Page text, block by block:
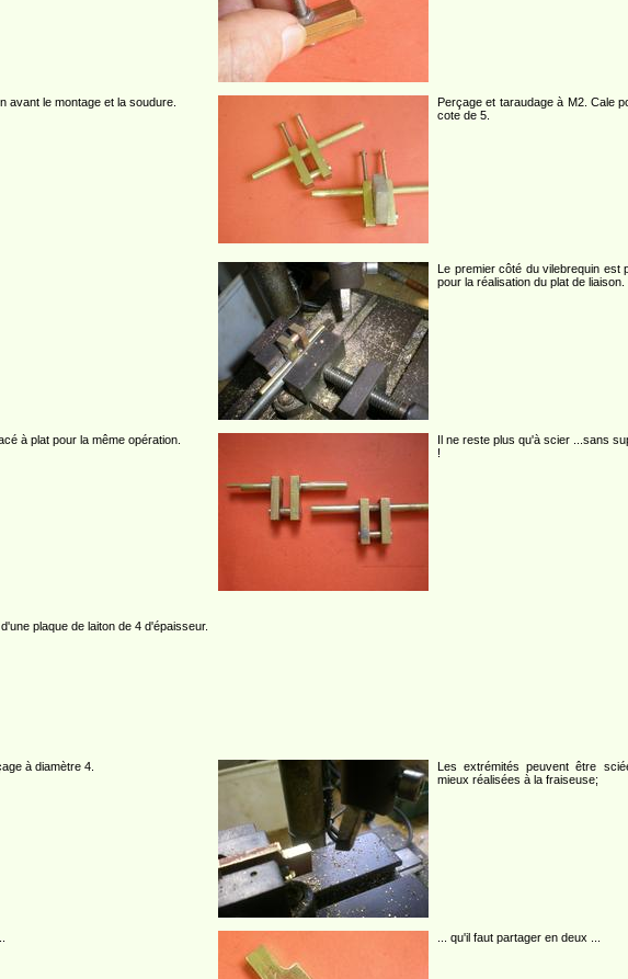
avant le montage et la soudure.
Perçage et taraudage à M2. Cale
cote de 5.
Le premier côté du vilebrequin est
pour la réalisation du plat de liaison.
à plat pour la même opération.
Il ne reste plus qu'à scier ...sans
!
plaque de laiton de 4 d'épaisseur.
à diamètre 4.
Les extrémités peuvent être
mieux réalisées à la fraiseuse;
... qu'il faut partager en deux ...